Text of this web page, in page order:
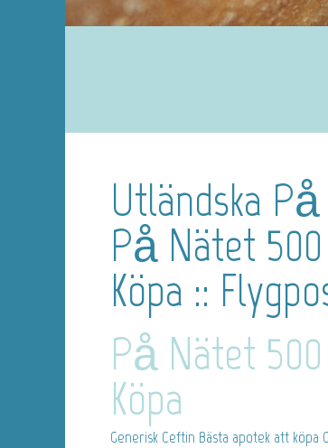
Utländska
På Nätet
Köpa ::
På Nätet
Köpa
Generisk Ceftin Bästa apotek att köpa